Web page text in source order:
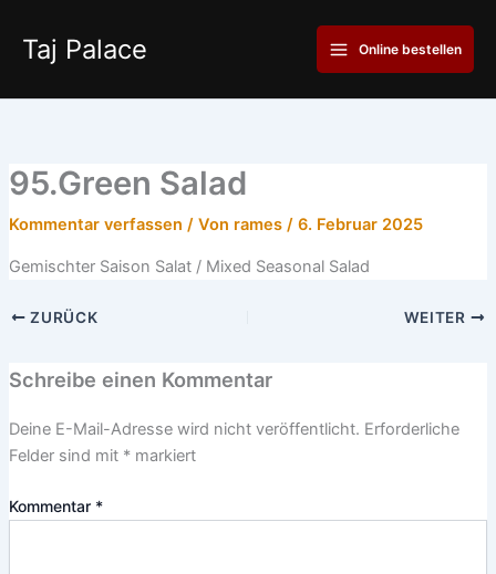
Inhalt
springen
Taj Palace
Main
Menu
Online bestellen
95.Green Salad
Kommentar verfassen / Von rames / 6. Februar 2025
Gemischter Saison Salat / Mixed Seasonal Salad
ZURÜCK WEITER
Schreibe einen Kommentar
Deine E-Mail-Adresse wird nicht veröffentlicht. Erforderliche
Felder sind mit *markiert
Kommentar *